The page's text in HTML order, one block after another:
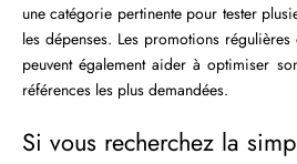
une catégorie pertinente pour tester
les dépenses. Les promotions
peuvent également aider à optimiser
références les plus demandées.
Si vous recherchez la